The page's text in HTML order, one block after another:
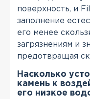
поверхность, и
заполнение
его менее
загрязнениям и
предотвращая
Насколько
камень к
его низкое